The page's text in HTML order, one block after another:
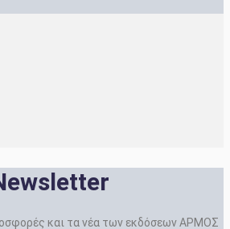
και τα νέα των εκδόσεων ΑΡΜΟΣ